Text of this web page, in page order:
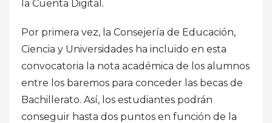
la Cuenta Digital.
Por primera vez, la Consejería de Educación,
Ciencia y Universidades ha incluido en esta
convocatoria la nota académica de los alumnos
entre los baremos para conceder las becas de
Bachillerato. Así, los estudiantes podrán
conseguir hasta dos puntos en función de la